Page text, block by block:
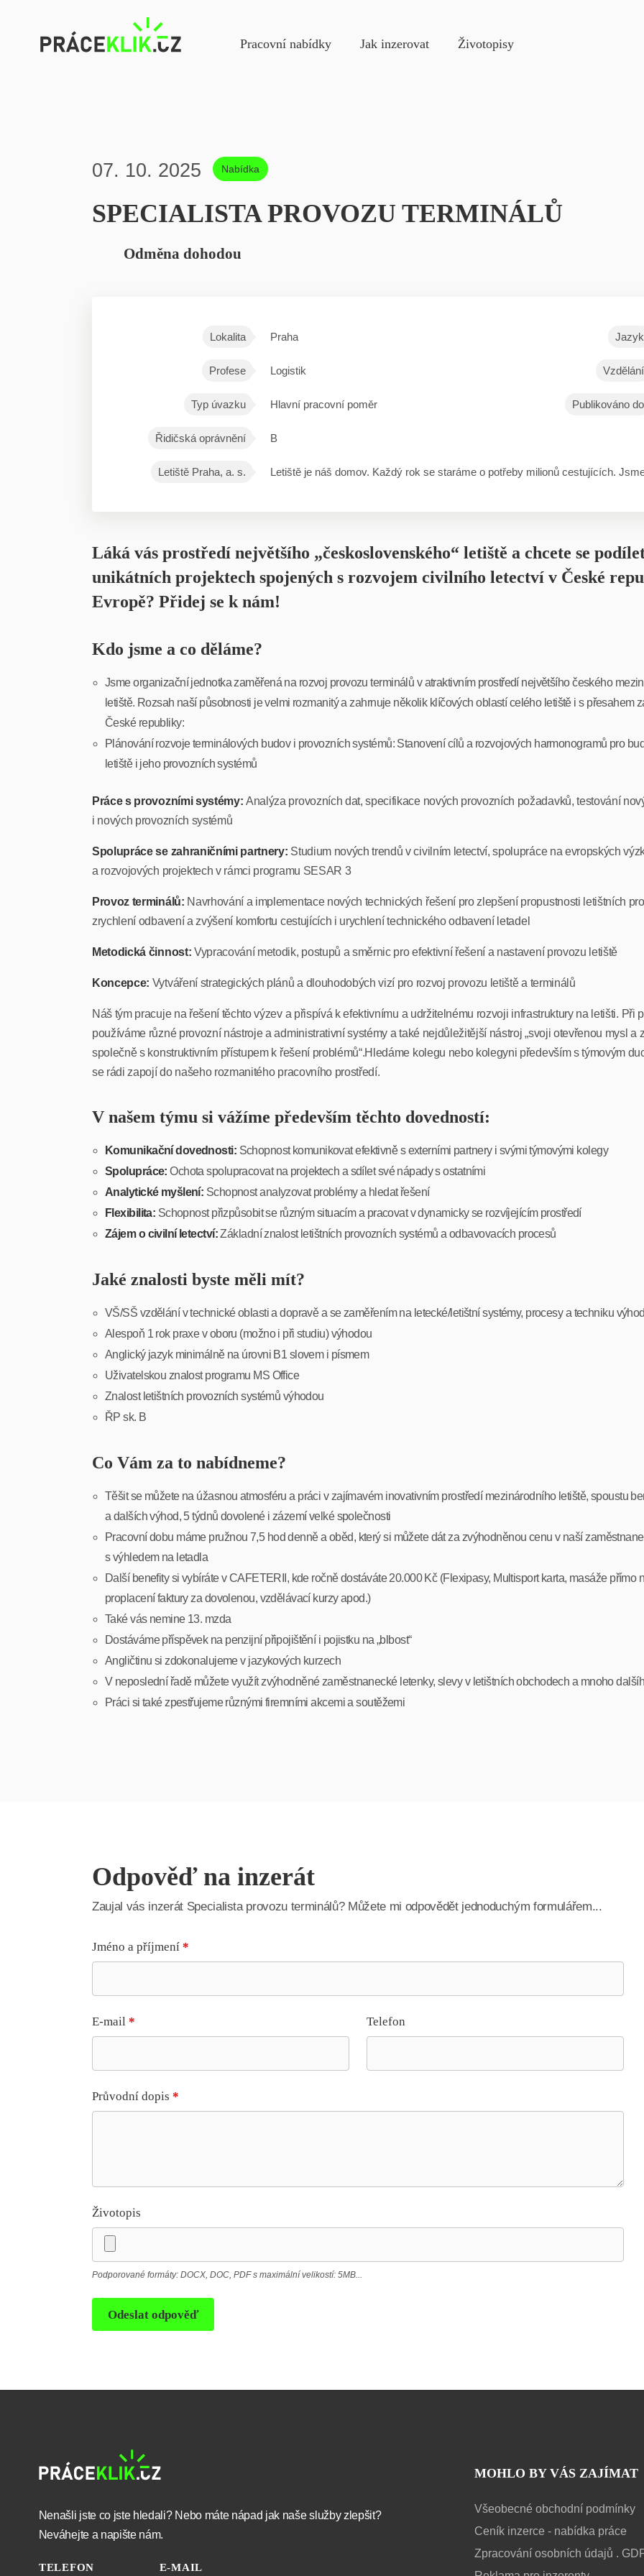
Navigace
Pracovní nabídky Jak inzerovat Životopisy
07. 10. 2025 Nabídka
SPECIALISTA PROVOZU TERMINÁLŮ
Odměna dohodou
Lokalita Praha Jazyk
Profese Logistik Vzdělání
Typ úvazku Hlavní pracovní poměr Publikováno do
Řidičská oprávnění B
Letiště Praha, a. s. Letiště je náš domov. Každý rok se staráme o potřeby milionů cestujících.
Láká vás prostředí největšího „československého“ letiště a chcete se
unikátních projektech spojených s rozvojem civilního letectví v České
Evropě? Přidej se k nám!
Kdo jsme a co děláme?
Jsme organizační jednotka zaměřená na rozvoj provozu terminálů v atraktivním prostředí největšího českého
letiště. Rozsah naší působnosti je velmi rozmanitý a zahrnuje několik klíčových oblastí celého letiště i s přesahem
České republiky:
Plánování rozvoje terminálových budov i provozních systémů: Stanovení cílů a rozvojových harmonogramů pro
letiště i jeho provozních systémů
Práce s provozními systémy: Analýza provozních dat, specifikace nových provozních požadavků, testování
i nových provozních systémů
Spolupráce se zahraničními partnery: Studium nových trendů v civilním letectví, spolupráce na evropských
a rozvojových projektech v rámci programu SESAR 3
Provoz terminálů: Navrhování a implementace nových technických řešení pro zlepšení propustnosti letištních
zrychlení odbavení a zvýšení komfortu cestujících i urychlení technického odbavení letadel
Metodická činnost: Vypracování metodik, postupů a směrnic pro efektivní řešení a nastavení provozu letiště
Koncepce: Vytváření strategických plánů a dlouhodobých vizí pro rozvoj provozu letiště a terminálů
Náš tým pracuje na řešení těchto výzev a přispívá k efektivnímu a udržitelnému rozvoji infrastruktury na letišti. Při
používáme různé provozní nástroje a administrativní systémy a také nejdůležitější nástroj „svoji otevřenou mysl a
společně s konstruktivním přístupem k řešení problémů“.Hledáme kolegu nebo kolegyni především s týmovým
se rádi zapojí do našeho rozmanitého pracovního prostředí.
V našem týmu si vážíme především těchto dovedností:
Komunikační dovednosti: Schopnost komunikovat efektivně s externími partnery i svými týmovými kolegy
Spolupráce:Ochota spolupracovat na projektech a sdílet své nápady s ostatními
Analytické myšlení: Schopnost analyzovat problémy a hledat řešení
Flexibilita: Schopnost přizpůsobit se různým situacím a pracovat v dynamicky se rozvíjejícím prostředí
Zájem o civilní letectví:Základní znalost letištních provozních systémů a odbavovacích procesů
Jaké znalosti byste měli mít?
VŠ/SŠ vzdělání v technické oblasti a dopravě a se zaměřením na letecké/letištní systémy, procesy a techniku
Alespoň 1 rok praxe v oboru (možno i při studiu) výhodou
Anglický jazyk minimálně na úrovni B1 slovem i písmem
Uživatelskou znalost programu MS Office
Znalost letištních provozních systémů výhodou
ŘP sk. B
Co Vám za to nabídneme?
Těšit se můžete na úžasnou atmosféru a práci v zajímavém inovativním prostředí mezinárodního letiště, spoustu
a dalších výhod, 5 týdnů dovolené i zázemí velké společnosti
Pracovní dobu máme pružnou 7,5 hod denně a oběd, který si můžete dát za zvýhodněnou cenu v naší
s výhledem na letadla
Další benefity si vybíráte v CAFETERII, kde ročně dostáváte 20.000 Kč (Flexipasy, Multisport karta, masáže přímo
proplacení faktury za dovolenou, vzdělávací kurzy apod.)
Také vás nemine 13. mzda
Dostáváme příspěvek na penzijní připojištění i pojistku na „blbost“
Angličtinu si zdokonalujeme v jazykových kurzech
V neposlední řadě můžete využít zvýhodněné zaměstnanecké letenky, slevy v letištních obchodech a mnoho
Práci si také zpestřujeme různými firemními akcemi a soutěžemi
Odpověď na inzerát
Zaujal vás inzerát Specialista provozu terminálů? Můžete mi odpovědět jednoduchým formulářem...
Jméno a příjmení *
E-mail * Telefon
Průvodní dopis *
Životopis
Podporované formáty: DOCX, DOC, PDF s maximální velikostí: 5MB...
Odeslat odpověď
Nenašli jste co jste hledali? Nebo máte nápad jak naše služby zlepšit?
Neváhejte a napište nám.
TELEFON E-MAIL
MOHLO BY VÁS ZAJÍMAT
Všeobecné obchodní podmínky
Ceník inzerce - nabídka práce
Zpracování osobních údajů .